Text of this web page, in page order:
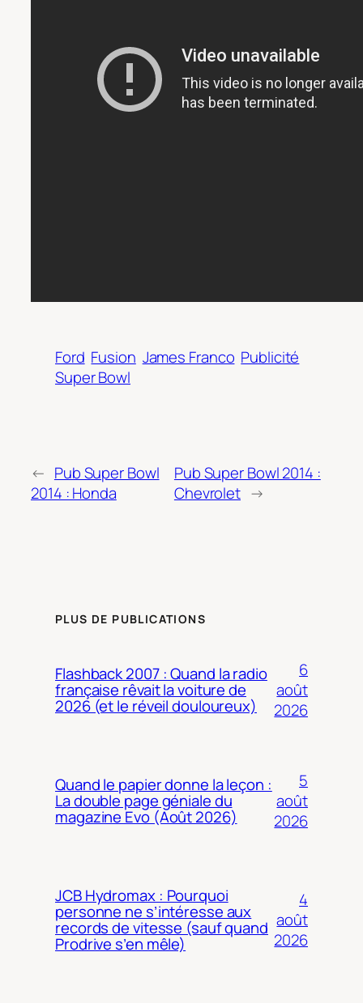
Ford Fusion James Franco Publicité
Super Bowl
← Pub Super Bowl
2014 : Honda
Pub Super Bowl 2014 :
Chevrolet →
PLUS DE PUBLICATIONS
Flashback 2007 : Quand la radio
française rêvait la voiture de
2026 (et le réveil douloureux)
6
août
2026
Quand le papier donne la leçon :
La double page géniale du
magazine Evo (Août 2026)
5
août
2026
JCB Hydromax : Pourquoi
personne ne s’intéresse aux
records de vitesse (sauf quand
Prodrive s’en mêle)
4
août
2026